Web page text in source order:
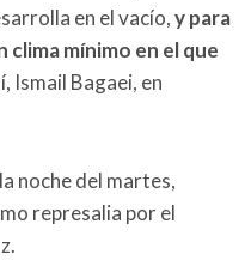
en el vacío,y para
mínimo en el que
Ismail Bagaei, en
noche del martes,
represalia por el